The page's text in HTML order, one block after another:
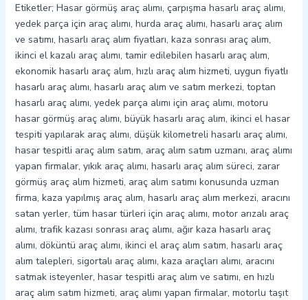
Etiketler; Hasar görmüş araç alımı, çarpışma hasarlı araç alımı,
yedek parça için araç alımı, hurda araç alımı, hasarlı araç alım
ve satımı, hasarlı araç alım fiyatları, kaza sonrası araç alım,
ikinci el kazalı araç alımı, tamir edilebilen hasarlı araç alım,
ekonomik hasarlı araç alım, hızlı araç alım hizmeti, uygun fiyatlı
hasarlı araç alımı, hasarlı araç alım ve satım merkezi, toptan
hasarlı araç alımı, yedek parça alımı için araç alımı, motoru
hasar görmüş araç alımı, büyük hasarlı araç alım, ikinci el hasar
tespiti yapılarak araç alımı, düşük kilometreli hasarlı araç alımı,
hasar tespitli araç alım satım, araç alım satım uzmanı, araç alımı
yapan firmalar, yıkık araç alımı, hasarlı araç alım süreci, zarar
görmüş araç alım hizmeti, araç alım satımı konusunda uzman
firma, kaza yapılmış araç alım, hasarlı araç alım merkezi, aracını
satan yerler, tüm hasar türleri için araç alımı, motor arızalı araç
alımı, trafik kazası sonrası araç alımı, ağır kaza hasarlı araç
alımı, döküntü araç alımı, ikinci el araç alım satım, hasarlı araç
alım talepleri, sigortalı araç alımı, kaza araçları alımı, aracını
satmak isteyenler, hasar tespitli araç alım ve satımı, en hızlı
araç alım satım hizmeti, araç alımı yapan firmalar, motorlu taşıt